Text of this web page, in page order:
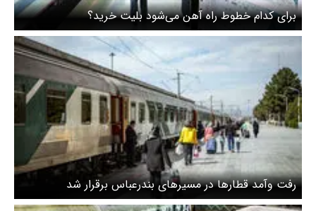
برای کدام خطوط راه آهن می‌شود بلیت خرید؟
رفت وآمد قطار‌ها در مسیر‌های بندرعباس برقرار شد